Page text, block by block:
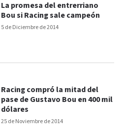
5 de Diciembre de 2014
La promesa del entrerriano
Bou si Racing sale campeón
25 de Noviembre de 2014
Racing compró la mitad del
pase de Gustavo Bou en 400 mil
dólares